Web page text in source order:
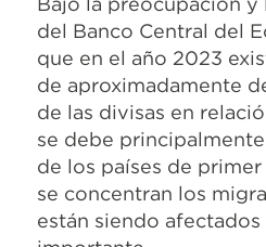
del Banco Central del
que en el año 2023
de aproximadamente
de las divisas en
se debe
de los países de
se concentran los
están siendo